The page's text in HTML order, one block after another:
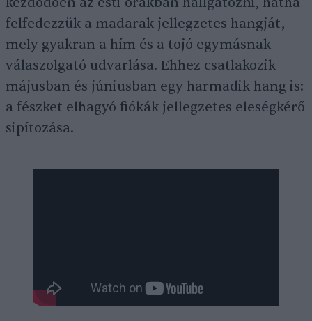
felfedezzük a madarak jellegzetes hangját,
mely gyakran a hím és a tojó egymásnak
válaszolgató udvarlása. Ehhez csatlakozik
májusban és júniusban egy harmadik hang is:
a fészket elhagyó fiókák jellegzetes eleségkérő
sipítozása.